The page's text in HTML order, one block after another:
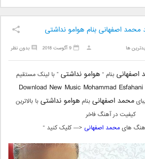
محمد اصفهانی بنام هوامو نداشتی
ها بدون نظر 9 آگوست 2018
اصفهانیبنام “هوامو نداشتی” با لینک مستقیم
Download New Music Mohammad
محمد اصفهانیبنامهوامو نداشتیبا بالاترین
کیفیت در آهنگ فاخر
آهنگ هایمحمد اصفهانی <— کلیک کنید “